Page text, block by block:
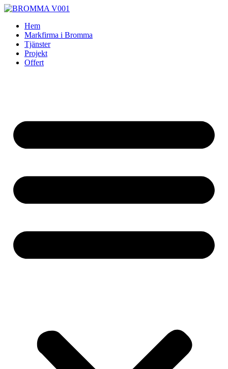
Skip
contentHem
Markfirma i Bromma
Tjänster
Projekt
Offert